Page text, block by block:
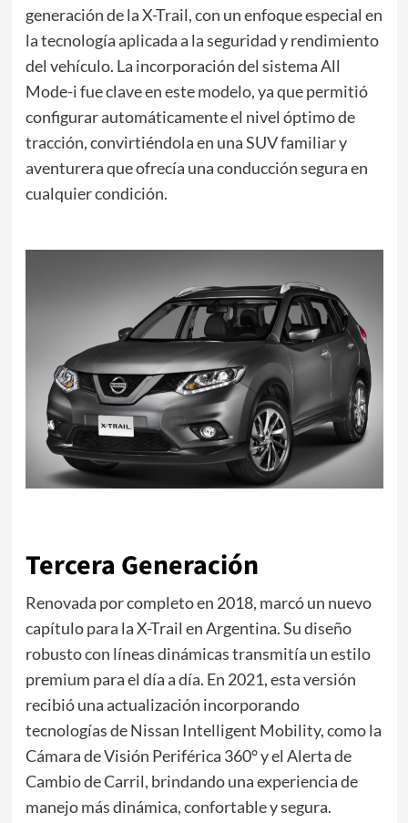
generación de la X-Trail, con un enfoque especial en
la tecnología aplicada a la seguridad y rendimiento
del vehículo. La incorporación del sistema All
Mode-i fue clave en este modelo, ya que permitió
configurar automáticamente el nivel óptimo de
tracción, convirtiéndola en una SUV familiar y
aventurera que ofrecía una conducción segura en
cualquier condición.
Tercera Generación
Renovada por completo en 2018, marcó un nuevo
capítulo para la X-Trail en Argentina. Su diseño
robusto con líneas dinámicas transmitía un estilo
premium para el día a día. En 2021, esta versión
recibió una actualización incorporando
tecnologías de Nissan Intelligent Mobility, como la
Cámara de Visión Periférica 360° y el Alerta de
Cambio de Carril, brindando una experiencia de
manejo más dinámica, confortable y segura.